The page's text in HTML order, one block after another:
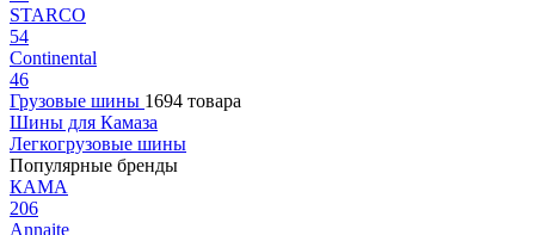
STARCO
54
Continental
46
Грузовые шины 1694 товара
Шины для Камаза
Легкогрузовые шины
Популярные бренды
КАМА
206
Annaite